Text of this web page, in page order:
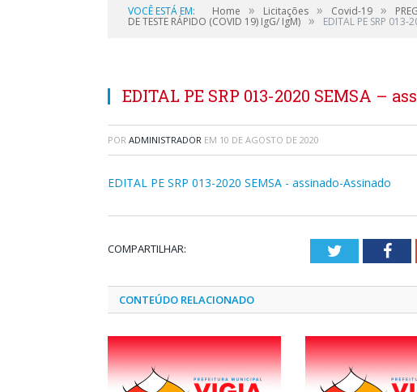
VOCÊ ESTÁ EM: Home » Licitações » Covid-19 »
DE TESTE RÁPIDO (COVID 19) IgG/ IgM) » EDITAL PE SRP
EDITAL PE SRP 013-2020 SEMSA –
POR ADMINISTRADOR EM 10 DE AGOSTO DE 2020
EDITAL PE SRP 013-2020 SEMSA - assinado-Assinado
COMPARTILHAR: Twitter
CONTEÚDO RELACIONADO